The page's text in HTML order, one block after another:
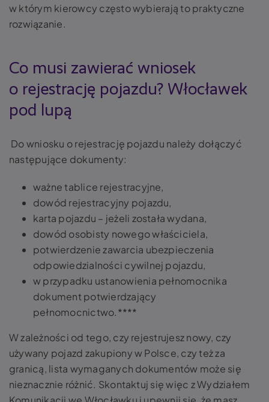
w którym kierowcy często wybierają to praktyczne
rozwiązanie.
Co musi zawierać wniosek
o rejestrację pojazdu? Włocławek
pod lupą
Do wniosku o rejestrację pojazdu należy dołączyć
następujące dokumenty:
ważne tablice rejestracyjne,
dowód rejestracyjny pojazdu,
karta pojazdu – jeżeli została wydana,
dowód osobisty nowego właściciela,
potwierdzenie zawarcia ubezpieczenia
odpowiedzialności cywilnej pojazdu,
w przypadku ustanowienia pełnomocnika
dokument potwierdzający
pełnomocnictwo.****
W zależności od tego, czy rejestrujesz nowy, czy
używany pojazd zakupiony w Polsce, czy też za
granicą, lista wymaganych dokumentów może się
nieznacznie różnić. Skontaktuj się więc z Wydziałem